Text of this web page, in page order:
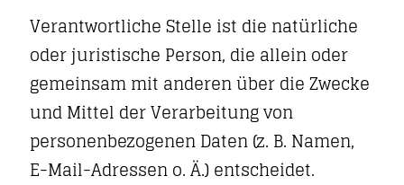
Verantwortliche Stelle ist die natürliche
oder juristische Person, die allein oder
gemeinsam mit anderen über die Zwecke
und Mittel der Verarbeitung von
personenbezogenen Daten (z. B. Namen,
E-Mail-Adressen o. Ä.) entscheidet.